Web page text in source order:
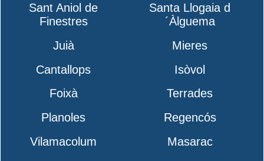
Sant Aniol de
Finestres
Santa Llogaia d
´Àlguema
Juià
Mieres
Cantallops
Isòvol
Foixà
Terrades
Planoles
Regencós
Vilamacolum
Masarac